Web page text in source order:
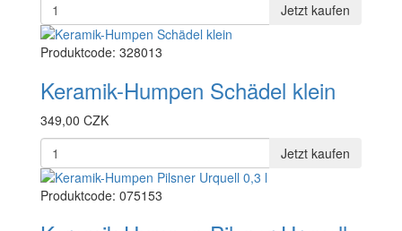
Jetzt kaufen
Produktcode: 328013
Keramik-Humpen Schädel klein
349,00 CZK
Jetzt kaufen
Produktcode: 075153